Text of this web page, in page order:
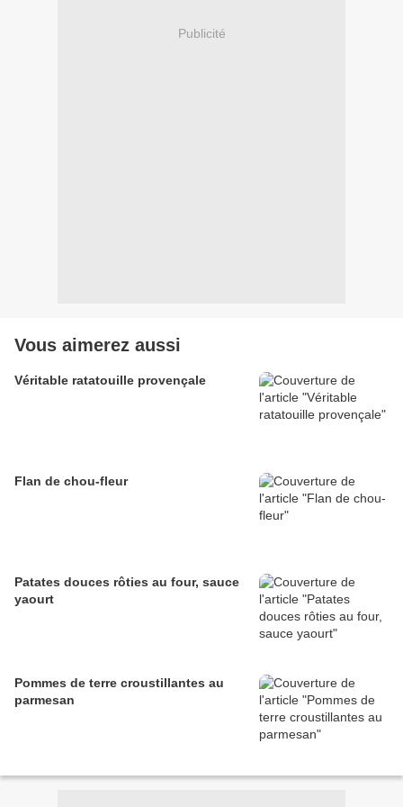
Publicité
Vous aimerez aussi
Véritable ratatouille provençale
Flan de chou-fleur
Patates douces rôties au four, sauce
yaourt
Pommes de terre croustillantes au
parmesan